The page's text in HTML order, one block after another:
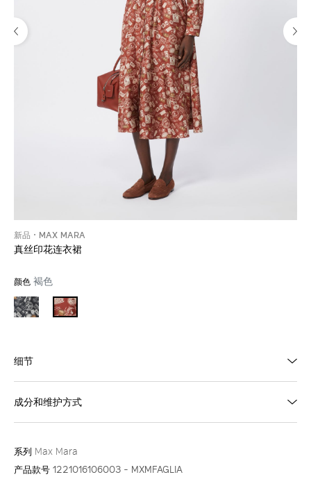
新品 MAX MARA
真丝印花连衣裙
颜色 褐色
细节
成分和维护方式
系列 Max Mara
产品款号 1221016106003 - MXMFAGLIA